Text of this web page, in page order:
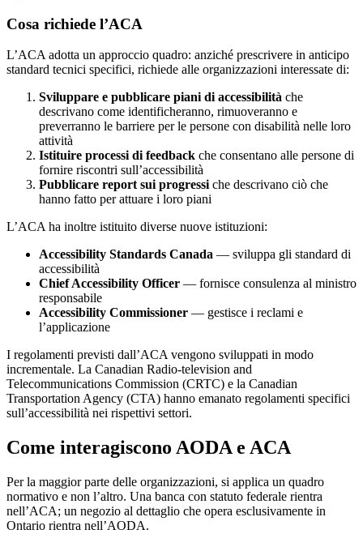
Cosa richiede l’ACA
L’ACA adotta un approccio quadro: anziché prescrivere in anticipo
standard tecnici specifici, richiede alle organizzazioni interessate di:
Sviluppare e pubblicare piani di accessibilità che
descrivano come identificheranno, rimuoveranno e
preverranno le barriere per le persone con disabilità nelle loro
attività
Istituire processi di feedback che consentano alle persone di
fornire riscontri sull’accessibilità
Pubblicare report sui progressiche descrivano ciò che
hanno fatto per attuare i loro piani
L’ACA ha inoltre istituito diverse nuove istituzioni:
Accessibility Standards Canada — sviluppa gli standard di
accessibilità
Chief Accessibility Officer — fornisce consulenza al ministro
responsabile
Accessibility Commissioner — gestisce i reclami e
l’applicazione
I regolamenti previsti dall’ACA vengono sviluppati in modo
incrementale. La Canadian Radio-television and
Telecommunications Commission (CRTC) e la Canadian
Transportation Agency (CTA) hanno emanato regolamenti specifici
sull’accessibilità nei rispettivi settori.
Come interagiscono AODA e ACA
Per la maggior parte delle organizzazioni, si applica un quadro
normativo e non l’altro. Una banca con statuto federale rientra
nell’ACA; un negozio al dettaglio che opera esclusivamente in
Ontario rientra nell’AODA.